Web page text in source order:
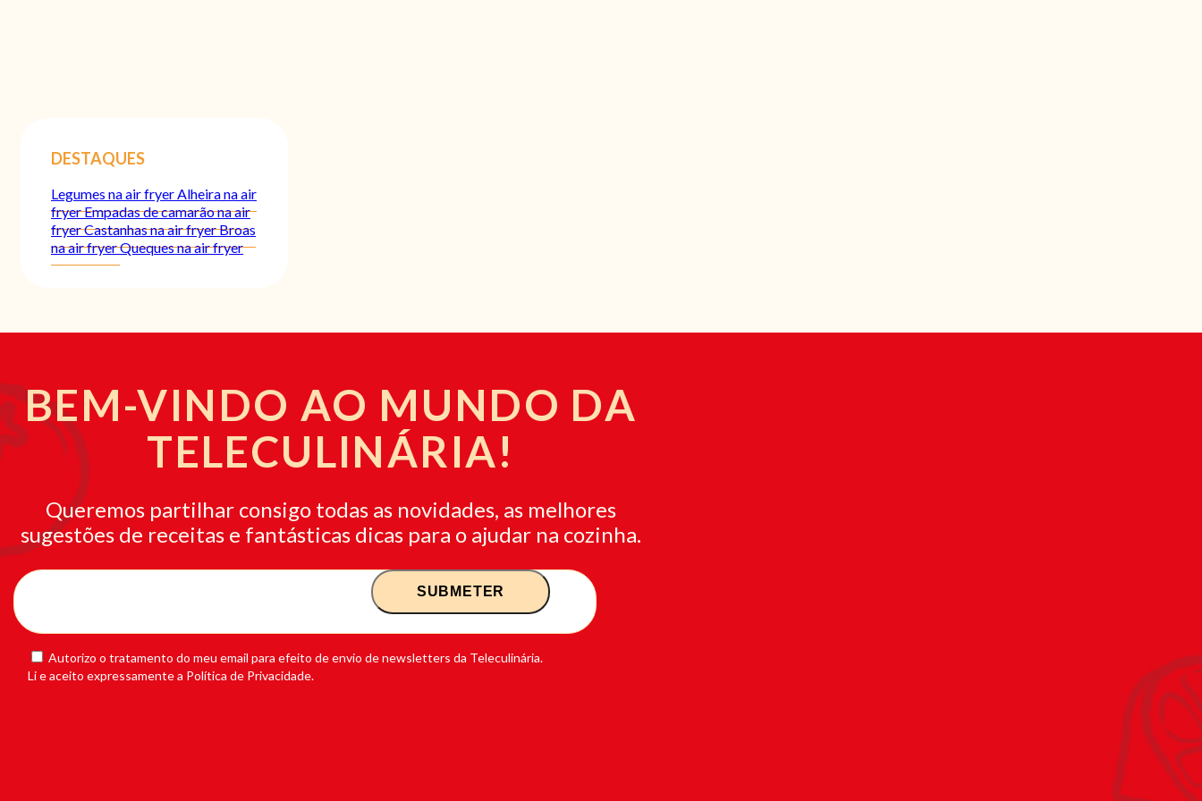
DESTAQUES
Legumes na air fryerAlheira na air
fryerEmpadas de camarão na air
fryerCastanhas na air fryerBroas
na air fryerQueques na air fryer
BEM-VINDO AO MUNDO DA
TELECULINÁRIA!
Queremos partilhar consigo todas as novidades, as melhores
sugestões de receitas e fantásticas dicas para o ajudar na cozinha.
Autorizo o tratamento do meu email para efeito de envio de newsletters da Teleculinária.
Li e aceito expressamente a Política de Privacidade.